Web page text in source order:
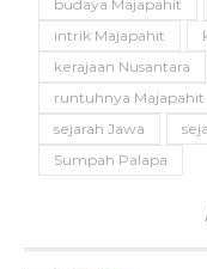
budaya Majapahit
intrik Majapahit
kerajaan Nusantara
runtuhnya Majapahit
sejarah Jawa
Sumpah Palapa